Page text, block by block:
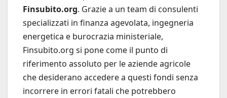
Finsubito.org. Grazie a un team di consulenti
specializzati in finanza agevolata, ingegneria
energetica e burocrazia ministeriale,
Finsubito.org si pone come il punto di
riferimento assoluto per le aziende agricole
che desiderano accedere a questi fondi senza
incorrere in errori fatali che potrebbero